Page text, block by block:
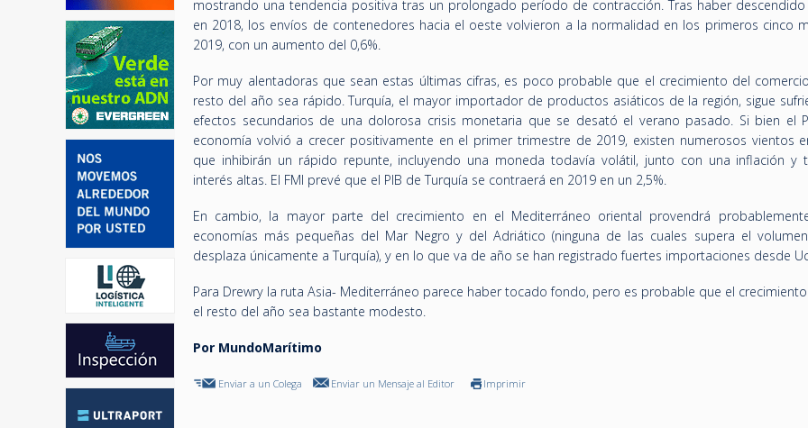
mostrando una tendencia positiva tras un prolongado período de contracción. Tras haber descendido
en 2018, los envíos de contenedores hacia el oeste volvieron a la normalidad en los primeros cinco
2019, con un aumento del 0,6%.
Por muy alentadoras que sean estas últimas cifras, es poco probable que el crecimiento del
resto del año sea rápido. Turquía, el mayor importador de productos asiáticos de la región, sigue
efectos secundarios de una dolorosa crisis monetaria que se desató el verano pasado. Si bien el
economía volvió a crecer positivamente en el primer trimestre de 2019, existen numerosos vientos
que inhibirán un rápido repunte, incluyendo una moneda todavía volátil, junto con una inflación y
interés altas. El FMI prevé que el PIB de Turquía se contraerá en 2019 en un 2,5%.
En cambio, la mayor parte del crecimiento en el Mediterráneo oriental provendrá
economías más pequeñas del Mar Negro y del Adriático (ninguna de las cuales supera el
desplaza únicamente a Turquía), y en lo que va de año se han registrado fuertes importaciones desde
Para Drewry la ruta Asia- Mediterráneo parece haber tocado fondo, pero es probable que el
el resto del año sea bastante modesto.
Por MundoMarítimo
Enviar a un Colega Enviar un Mensaje al Editor Imprimir